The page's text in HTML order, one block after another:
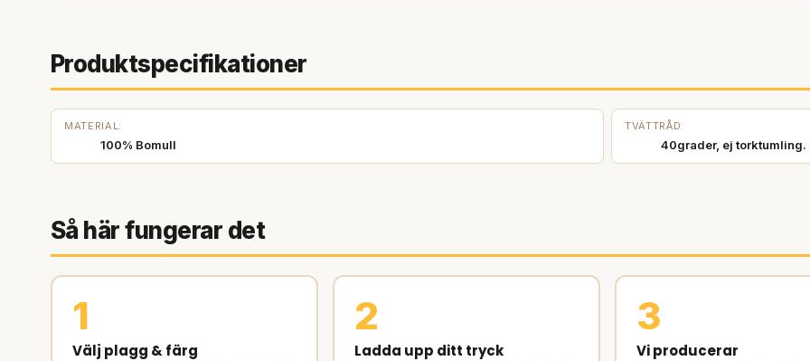
Produktspecifikationer
MATERIAL:
100% Bomull
TVÄTTRÅD:
40grader, ej torktumling.
Så här fungerar det
1
Välj plagg & färg
2
Ladda upp ditt tryck
3
Vi producerar